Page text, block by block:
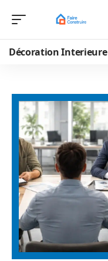
Décoration Interieure